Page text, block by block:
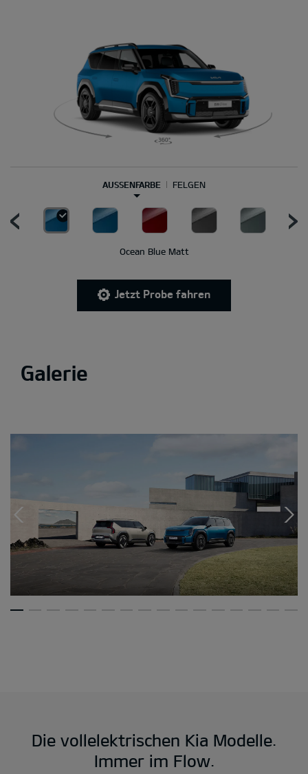
AUSSENFARBE FELGEN
Ocean Blue Matt
Jetzt Probe fahren
Galerie